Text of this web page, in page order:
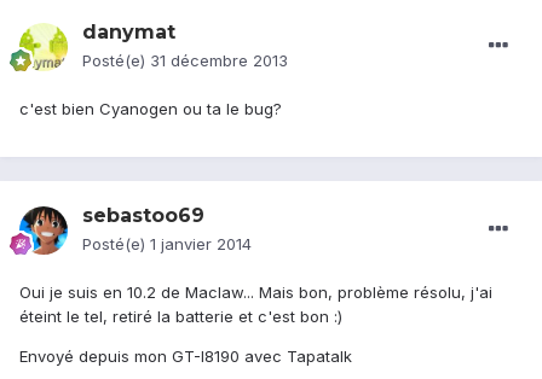
danymat
Posté(e) 31 décembre 2013
c'est bien Cyanogen ou ta le bug?
sebastoo69
Posté(e) 1 janvier 2014
Oui je suis en 10.2 de Maclaw... Mais bon, problème résolu, j'ai
éteint le tel, retiré la batterie et c'est bon :)
Envoyé depuis mon GT-I8190 avec Tapatalk